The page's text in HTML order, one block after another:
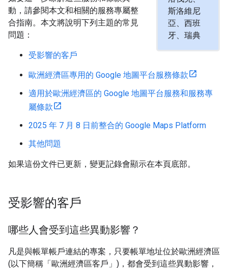
斯洛維尼
亞、西班
牙、瑞典
動，請參閱本文和相關的服務專屬整
合指南。本文將說明下列主題的常見
問題：
受影響的客戶
歐洲經濟區專用的 Google 地圖平台服務條款
適用於歐洲經濟區的 Google 地圖平台服務和服務專
屬條款
2025 年 7 月 8 日前整合的 Google Maps Platform
其他問題
如果這份文件已更新，變更記錄會顯示在本頁底部。
受影響的客戶
哪些人會受到這些異動影響？
凡是與帳單帳戶連結的專案，只要帳單地址位於歐洲經濟區
(以下簡稱「歐洲經濟區客戶」)，都會受到這些異動影響，